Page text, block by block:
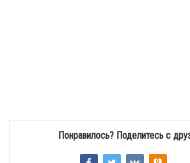
Понравилось? Поделитесь с